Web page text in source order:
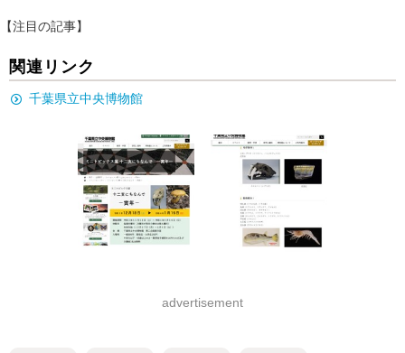
【注目の記事】
関連リンク
千葉県立中央博物館
advertisement